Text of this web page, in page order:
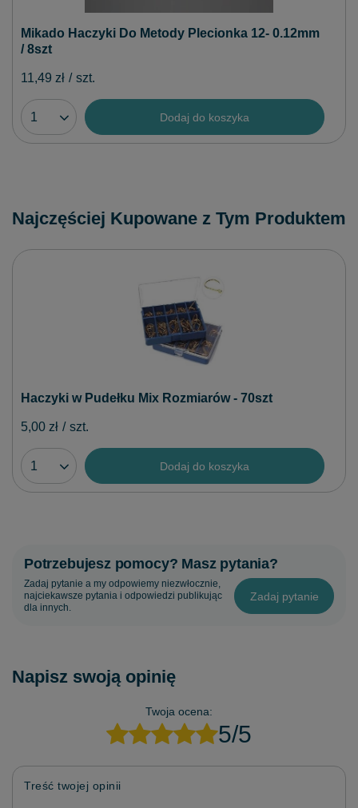
Mikado Haczyki Do Metody Plecionka 12- 0.12mm
/ 8szt
11,49 zł / szt.
Dodaj do koszyka
Najczęściej Kupowane z Tym Produktem
Haczyki w Pudełku Mix Rozmiarów - 70szt
5,00 zł / szt.
Dodaj do koszyka
Potrzebujesz pomocy? Masz pytania?
Zadaj pytanie a my odpowiemy niezwłocznie,
najciekawsze pytania i odpowiedzi publikując
dla innych.
Zadaj pytanie
Napisz swoją opinię
Twoja ocena:
5/5
Treść twojej opinii